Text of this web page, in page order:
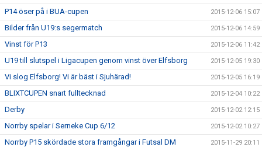
P14 öser på i BUA-cupen 2015-12-06 15:07
Bilder från U19:s segermatch 2015-12-06 14:59
Vinst för P13 2015-12-06 11:42
U19 till slutspel i Ligacupen genom vinst över Elfsborg 2015-12-05 19:30
Vi slog Elfsborg! Vi är bäst i Sjuhärad! 2015-12-05 16:19
BLIXTCUPEN snart fulltecknad 2015-12-04 10:22
Derby 2015-12-02 12:15
Norrby spelar i Serneke Cup 6/12 2015-12-02 10:27
Norrby P15 skördade stora framgångar i Futsal DM 2015-11-29 20:11